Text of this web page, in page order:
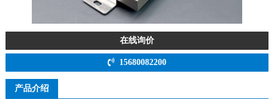
在线询价
15680082200
产品介绍